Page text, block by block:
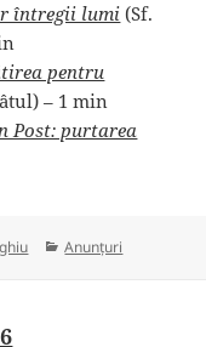
întregii lumi (Sf.
pentru
– 1 min
Post: purtarea
Categories
Anunțuri